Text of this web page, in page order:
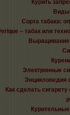
Курить
Виды
Сорта табака:
– табак или
Выращивание
Электронные
Энциклопедия
Как сделать
Курительные